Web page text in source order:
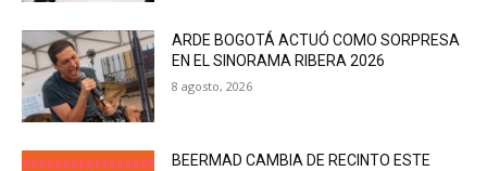
ARDE BOGOTÁ ACTUÓ COMO SORPRESA
EN EL SINORAMA RIBERA 2026
8 agosto, 2026
BEERMAD CAMBIA DE RECINTO ESTE